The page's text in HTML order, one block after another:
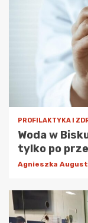
PROFILAKTYKA I
Woda w
tylko po
Agnieszka